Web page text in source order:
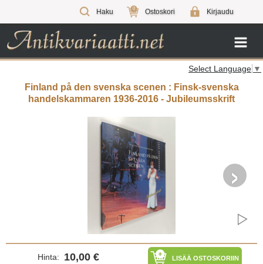
Haku 0 Ostoskori Kirjaudu
Select Language ▼
Finland på den svenska scenen : Finsk-svenska
handelskammaren 1936-2016 - Jubileumsskrift
›
Hinta: 10,00 € LISÄÄ OSTOSKORIIN